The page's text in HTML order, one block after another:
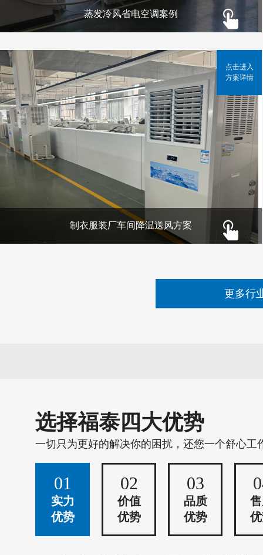
蒸发冷风省电空调案例
制衣服装厂车间降温送风方案
点击进入
方案详情
更多行
选择福泰四大优势
一切只为更好的解决你的困扰，还您一个舒心工
01
实力
优势
02
价值
优势
03
品质
优势